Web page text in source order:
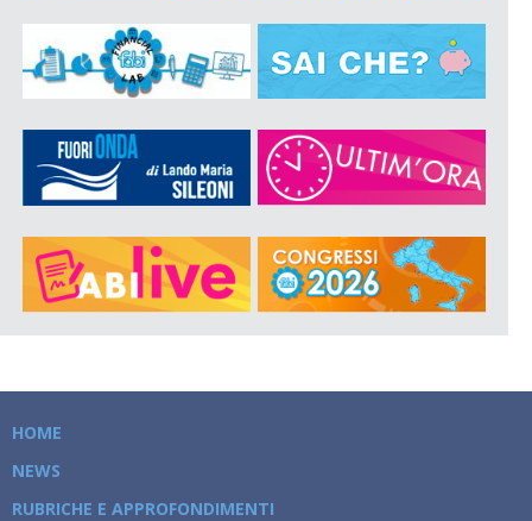
HOME
NEWS
RUBRICHE E APPROFONDIMENTI